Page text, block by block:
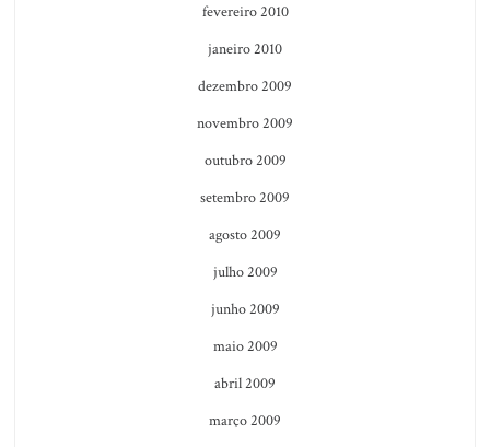
fevereiro 2010
janeiro 2010
dezembro 2009
novembro 2009
outubro 2009
setembro 2009
agosto 2009
julho 2009
junho 2009
maio 2009
abril 2009
março 2009